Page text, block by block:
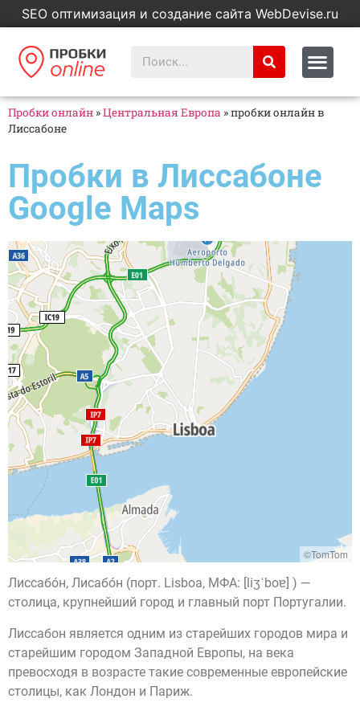
SEO оптимизация и создание сайта WebDevise.ru
Пробки онлайн »Центральная Европа »пробки онлайн в
Лиссабоне
Пробки в Лиссабоне
Google Maps
©TomTom
Лиссабо́н, Лисабо́н (порт. Lisboa, МФА: [liʒˈboɐ] ) —
столица, крупнейший город и главный порт Португалии.
Лиссабон является одним из старейших городов мира и
старейшим городом Западной Европы, на века
превосходя в возрасте такие современные европейские
столицы, как Лондон и Париж.